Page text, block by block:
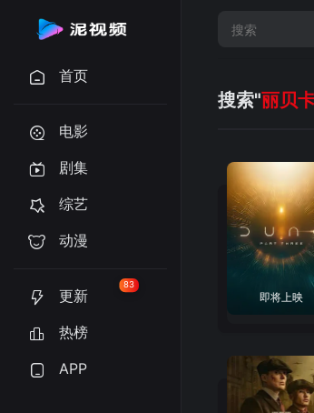
首页
电影
剧集
综艺
动漫
更新
83
热榜
APP
搜索"丽贝
即将上映